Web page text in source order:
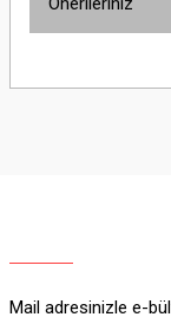
yetersiz gördüğünüz
Bu ürüne benzer
Mail adresinizle e-